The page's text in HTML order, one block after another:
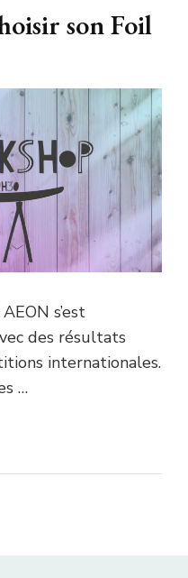
son Foil
s’est
des résultats
internationales.
…